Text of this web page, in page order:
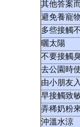
其他答案
避免養寵
多些接觸
曬太陽
不要接觸
去公園時
由小朋友
早接觸致
弄稀奶粉
沖溫水涼